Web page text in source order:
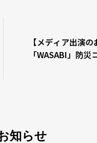
【メディア出演
「WASABI」防
知らせ